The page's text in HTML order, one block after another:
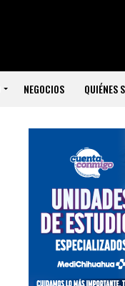
NEGOCIOS QUIÉNES